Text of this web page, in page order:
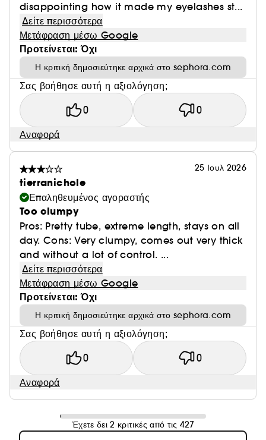
disappointing how it made my eyelashes st...
Δείτε περισσότερα
Μετάφραση μέσω Google
Προτείνεται: Όχι
Η κριτική δημοσιεύτηκε αρχικά στο sephora.com
Σας βοήθησε αυτή η αξιολόγηση;
0 0
Αναφορά
25 Ιουλ 2026
tierranichole
Επαληθευμένος αγοραστής
Too clumpy
Pros: Pretty tube, extreme length, stays on all
day. Cons: Very clumpy, comes out very thick
and without a lot of control. ...
Δείτε περισσότερα
Μετάφραση μέσω Google
Προτείνεται: Όχι
Η κριτική δημοσιεύτηκε αρχικά στο sephora.com
Σας βοήθησε αυτή η αξιολόγηση;
0 0
Αναφορά
Έχετε δει 2 κριτικές από τις 427